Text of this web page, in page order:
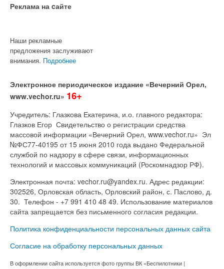
Реклама на cайте
Наши рекламные
предложения заслуживают
внимания. Подробнее
Электронное периодическое издание «Вечерний Орел,
www.vechor.ru» 16+
Учредитель: Глазкова Екатерина, и.о. главного редактора:
Глазков Егор Свидетельство о регистрации средства
массовой информации «Вечерний Орел, www.vechor.ru» Эл
№ФС77-40195 от 15 июня 2010 года выдано Федеральной
службой по надзору в сфере связи, информационных
технологий и массовых коммуникаций (Роскомнадзор РФ).
Электронная почта: vechor.ru@yandex.ru. Адрес редакции:
302526, Орловская область, Орловский район, с. Паслово, д.
30. Телефон - +7 991 410 48 49. Использование материалов
сайта запрещается без письменного согласия редакции.
Политика конфиденциальности персональных данных сайта
Согласие на обработку персональных данных
В оформлении сайта используется фото группы ВК «Беспилотники |